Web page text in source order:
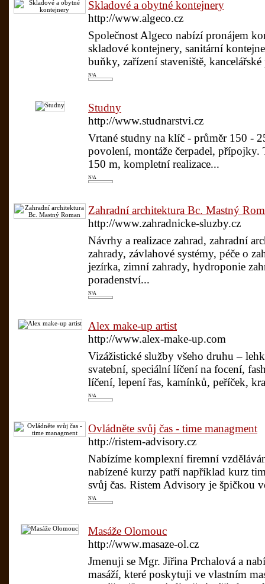
Skladové a obytné kontejnery
http://www.algeco.cz
Společnost Algeco nabízí pronájem
skladové kontejnery, sanitární
buňky, zařízení staveniště,
N/A
Studny
http://www.studnarstvi.cz
Vrtané studny na klíč - průměr 150 -
povolení, montáže čerpadel,
150 m, kompletní realizace...
N/A
Zahradní architektura Bc. Mastný
http://www.zahradnicke-sluzby.cz
Návrhy a realizace zahrad, zahradní
zahrady, závlahové systémy, péče o
jezírka, zimní zahrady, hydroponie
poradenství...
N/A
Alex make-up artist
http://www.alex-make-up.com
Vizážistické služby všeho druhu –
svatební, speciální líčení na focení,
líčení, lepení řas, kamínků, peříček,
N/A
Ovládněte svůj čas - time managment
http://ristem-advisory.cz
Nabízíme komplexní firemní
nabízené kurzy patří například kurz
svůj čas. Ristem Advisory je špičkou
N/A
Masáže Olomouc
http://www.masaze-ol.cz
Jmenuji se Mgr. Jiřina Prchalová a
masáží, které poskytuji ve vlastním